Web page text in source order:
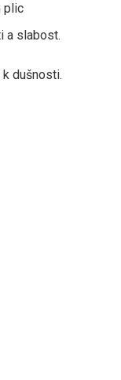
plic
a slabost.
dušnosti.